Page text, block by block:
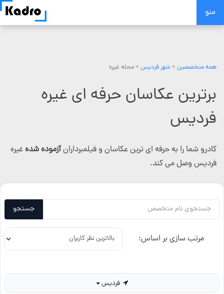
Skip
منو
همه متخصصین > شهر فردیس > محله غیره
برترین عکاسان حرفه ای غیره
فردیس
کادرو شما را به حرفه ای ترین عکاسان و فیلمبردارانآزموده شدهغیره
فردیس وصل می کند.
جستجو
مرتب سازی بر اساس: